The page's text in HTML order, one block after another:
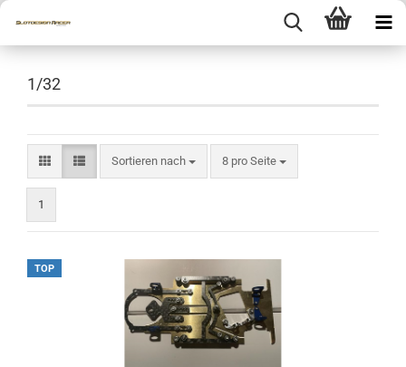
1/32
Sortieren nach
Sortieren nach 8 pro Seite
pro Seite
1
TOP